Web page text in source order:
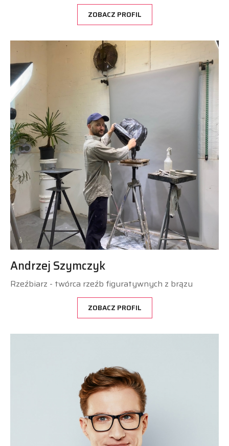
ZOBACZ PROFIL
Andrzej Szymczyk
Rzeźbiarz - twórca rzeźb figuratywnych z brązu
ZOBACZ PROFIL